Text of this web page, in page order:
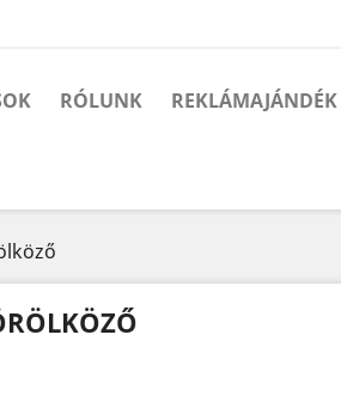
RÓLUNK REKLÁMAJÁNDÉK